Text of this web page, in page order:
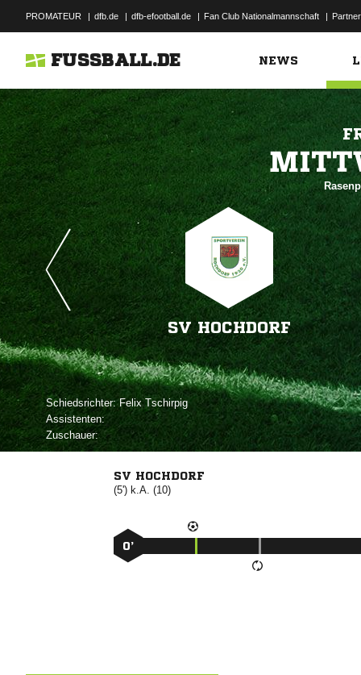
PROMATEUR | dfb.de | dfb-efootball.de | Fan Club Nationalmannschaft | Partner
FUSSBALL.DE NEWS
SV HOCHDORF
Schiedsrichter: 
Assistenten:
Zuschauer:
SV HOCHDORF
(5') k.A. (10)
0’